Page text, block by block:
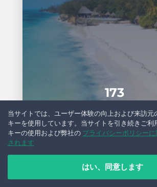
173
チェコ共和国
当サイトでは、ユーザー体験の向上および来訪元
キーを使用しています。当サイトを引き続きご利
キーの使用および弊社の プライバシーポリシー
されます
はい、同意します